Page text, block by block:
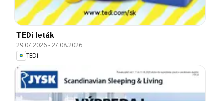
TEDi leták
29.07.2026-27.08.2026
TEDi